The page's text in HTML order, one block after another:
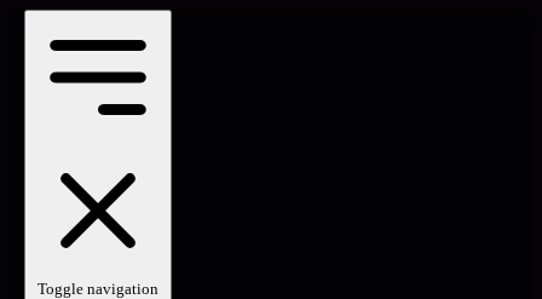
Toggle navigation